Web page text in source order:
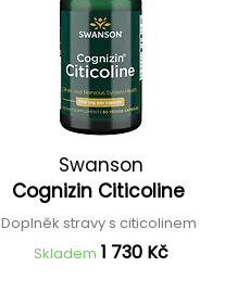
Swanson
Cognizin Citicoline
Doplněk stravy s citicolinem
Skladem 1 730 Kč